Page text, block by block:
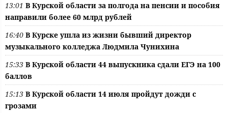
13:01 В Курской области за полгода на пенсии и пособия
направили более 60 млрд рублей
16:40 В Курске ушла из жизни бывший директор
музыкального колледжа Людмила Чунихина
15:33 В Курской области 44 выпускника сдали ЕГЭ на 100
баллов
15:13 В Курской области 14 июля пройдут дожди с
грозами